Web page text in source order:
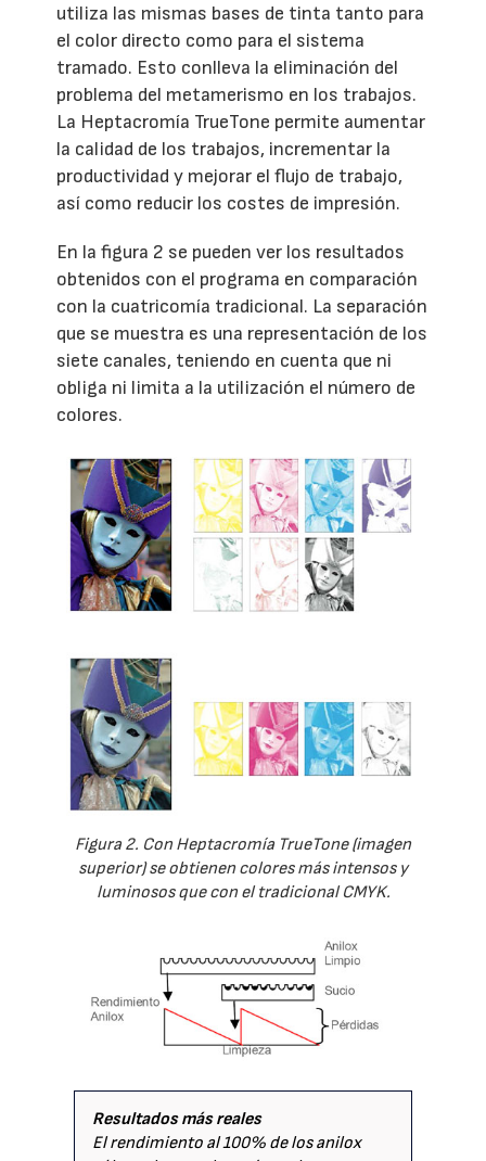
utiliza las mismas bases de tinta tanto para
el color directo como para el sistema
tramado. Esto conlleva la eliminación del
problema del metamerismo en los trabajos.
La Heptacromía TrueTone permite aumentar
la calidad de los trabajos, incrementar la
productividad y mejorar el flujo de trabajo,
así como reducir los costes de impresión.
En la figura 2 se pueden ver los resultados
obtenidos con el programa en comparación
con la cuatricomía tradicional. La separación
que se muestra es una representación de los
siete canales, teniendo en cuenta que ni
obliga ni limita a la utilización el número de
colores.
Figura 2. Con Heptacromía TrueTone (imagen
superior) se obtienen colores más intensos y
luminosos que con el tradicional CMYK.
Resultados más reales
El rendimiento al 100% de los anilox